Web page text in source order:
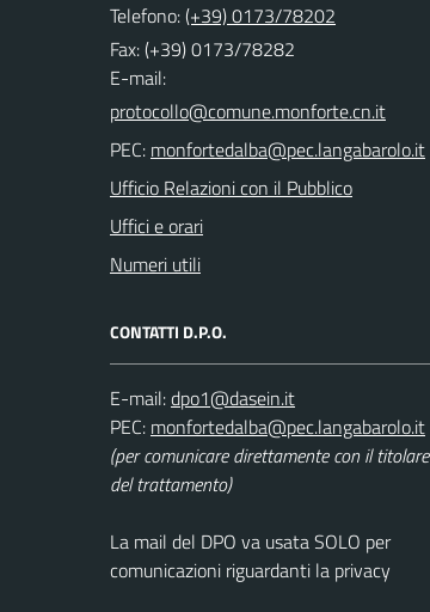
Telefono:(+39) 0173/78202
Fax: (+39) 0173/78282
E-mail:
PEC:
Ufficio Relazioni con il Pubblico
Uffici e orari
Numeri utili
CONTATTI D.P.O.
E-mail:
PEC:
(per comunicare direttamente con il titolare
del trattamento)
La mail del DPO va usata SOLO per
comunicazioni riguardanti la privacy